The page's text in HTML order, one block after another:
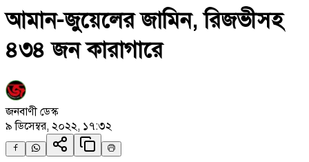
আমান-জুয়েলের জামিন, রিজভীসহ
৪৩৪ জন কারাগারে
জনবাণী ডেস্ক
৯ ডিসেম্বর, ২০২২, ১৭:৩২